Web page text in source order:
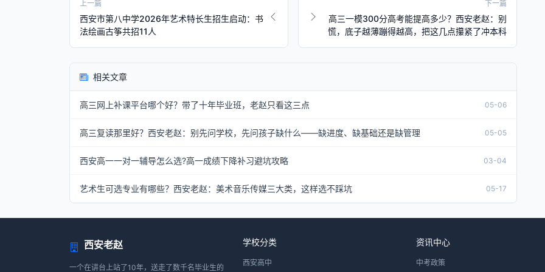
上一篇
西安市第八中学2026年艺术特长生招生启动：书
法绘画古筝共招11人
下一篇
高三一模300分高考能提高多少？西安老赵：别
慌，底子越薄蹦得越高，把这几点攥紧了冲本科
相关文章
高三网上补课平台哪个好？带了十年毕业班，老赵只看这三点 05-06
高三复读那里好？西安老赵：别先问学校，先问孩子缺什么——缺进度、缺基础还是缺管理 05-05
西安高一一对一辅导怎么选?高一成绩下降补习避坑攻略 03-04
艺术生可选专业有哪些？西安老赵：美术音乐传媒三大类，这样选不踩坑 05-17
西安老赵
一个在讲台上站了10年，送走了数千名毕业生的
学校分类
西安高中
资讯中心
中考政策